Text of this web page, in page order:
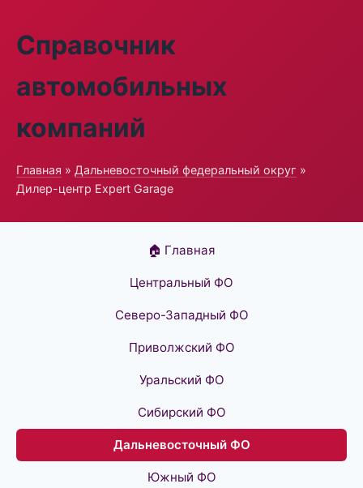
Справочник
автомобильных
компаний
Главная » Дальневосточный федеральный округ »
Дилер-центр Expert Garage
🏠 Главная
Центральный ФО
Северо-Западный ФО
Приволжский ФО
Уральский ФО
Сибирский ФО
Дальневосточный ФО
Южный ФО